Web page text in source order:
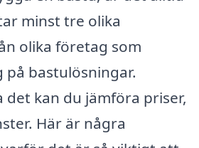
minst tre olika
olika företag som
på bastulösningar.
det kan du jämföra priser,
Här är några